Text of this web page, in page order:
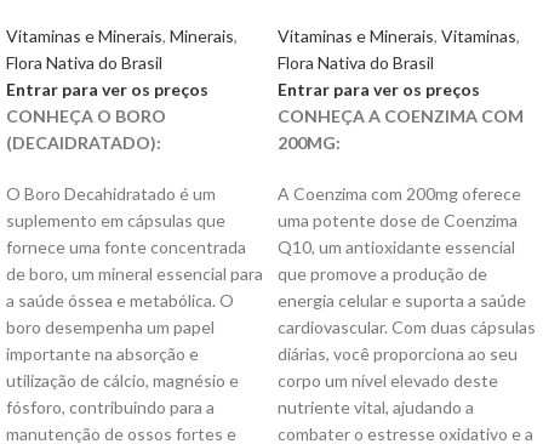
Vitaminas e Minerais, Minerais,
Flora Nativa do Brasil
Entrar para ver os preços
CONHEÇA O BORO
(DECAIDRATADO):
O Boro Decahidratado é um
suplemento em cápsulas que
fornece uma fonte concentrada
de boro, um mineral essencial para
a saúde óssea e metabólica. O
boro desempenha um papel
importante na absorção e
utilização de cálcio, magnésio e
fósforo, contribuindo para a
manutenção de ossos fortes e
Vitaminas e Minerais, Vitaminas,
Flora Nativa do Brasil
Entrar para ver os preços
CONHEÇA A COENZIMA COM
200MG:
A Coenzima com 200mg oferece
uma potente dose de Coenzima
Q10, um antioxidante essencial
que promove a produção de
energia celular e suporta a saúde
cardiovascular. Com duas cápsulas
diárias, você proporciona ao seu
corpo um nível elevado deste
nutriente vital, ajudando a
combater o estresse oxidativo e a